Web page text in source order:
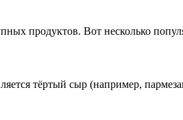
продуктов. Вот несколько
тёртый сыр (например,